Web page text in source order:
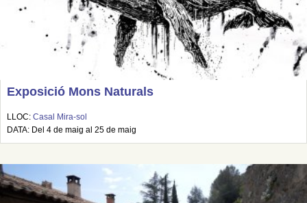
Exposició Mons Naturals
LLOC: Casal Mira-sol
DATA: Del 4 de maig al 25 de maig